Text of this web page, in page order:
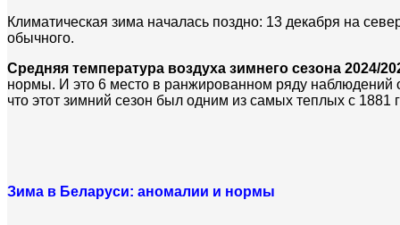
Климатическая зима началась поздно: 13 декабря на
обычного.
Средняя температура воздуха зимнего сезона 2024/
нормы. И это 6 место в ранжированном ряду наблюдений
что этот зимний сезон был одним из самых теплых с 1881
Зима в Беларуси: аномалии и нормы